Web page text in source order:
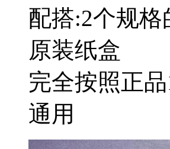
配搭:2个规
原装纸盒
完全按照正
通用